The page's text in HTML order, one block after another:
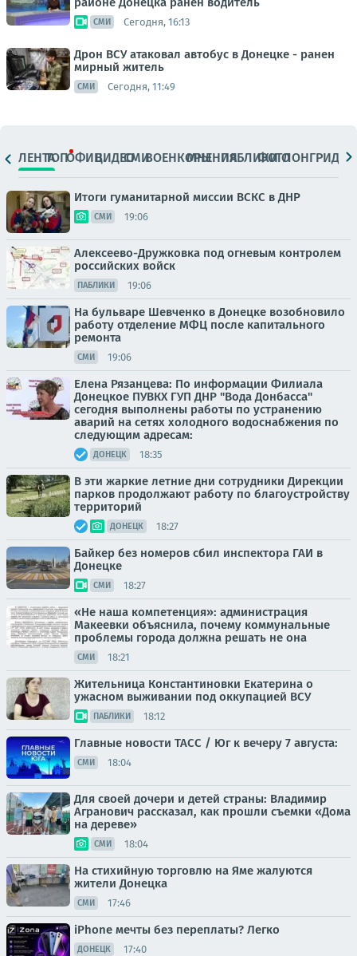
СМИ Сегодня, 16:13
Дрон ВСУ атаковал автобус в Донецке - ранен
мирный житель
СМИ Сегодня, 11:49
ЛЕНТАТОПОФИЦ.ВИДЕОСМИВОЕНКОРЫМНЕНИЯПАБЛИКИ
ФОТОЛОНГРИДЫ
Итоги гуманитарной миссии ВСКС в ДНР
СМИ 19:06
Алексеево-Дружковка под огневым контролем
российских войск
ПАБЛИКИ 19:06
На бульваре Шевченко в Донецке возобновило
работу отделение МФЦ после капитального
ремонта
СМИ 19:06
Елена Рязанцева: По информации Филиала
Донецкое ПУВКХ ГУП ДНР "Вода Донбасса"
сегодня выполнены работы по устранению
аварий на сетях холодного водоснабжения по
следующим адресам:
ДОНЕЦК 18:35
В эти жаркие летние дни сотрудники Дирекции
парков продолжают работу по благоустройству
территорий
ДОНЕЦК 18:27
Байкер без номеров сбил инспектора ГАИ в
Донецке
СМИ 18:27
«Не наша компетенция»: администрация
Макеевки объяснила, почему коммунальные
проблемы города должна решать не она
СМИ 18:21
Жительница Константиновки Екатерина о
ужасном выживании под оккупацией ВСУ
ПАБЛИКИ 18:12
Главные новости ТАСС / Юг к вечеру 7 августа:
СМИ 18:04
Для своей дочери и детей страны: Владимир
Агранович рассказал, как прошли съемки «Дома
на дереве»
СМИ 18:04
На стихийную торговлю на Яме жалуются
жители Донецка
СМИ 17:46
iPhone мечты без переплаты? Легко
ДОНЕЦК 17:40